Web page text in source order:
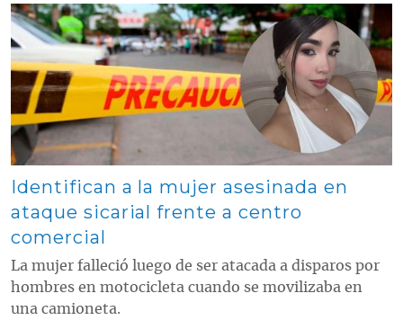
Contenido multimedia principal
Identifican a la mujer asesinada en
ataque sicarial frente a centro
comercial
La mujer falleció luego de ser atacada a disparos por
hombres en motocicleta cuando se movilizaba en
una camioneta.